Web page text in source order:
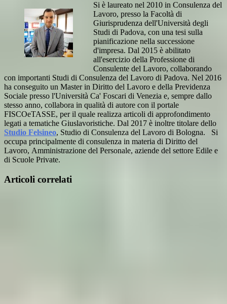
Si è laureato nel 2010 in Consulenza del
Lavoro, presso la Facoltà di
Giurisprudenza dell'Università degli
Studi di Padova, con una tesi sulla
pianificazione nella successione
d'impresa. Dal 2015 è abilitato
all'esercizio della Professione di
Consulente del Lavoro, collaborando
con importanti Studi di Consulenza del Lavoro di Padova. Nel 2016
ha conseguito un Master in Diritto del Lavoro e della Previdenza
Sociale presso l'Università Ca' Foscari di Venezia e, sempre dallo
stesso anno, collabora in qualità di autore con il portale
FISCOeTASSE, per il quale realizza articoli di approfondimento
legati a tematiche Giuslavoristiche. Dal 2017 è inoltre titolare dello
Studio Felsineo, Studio di Consulenza del Lavoro di Bologna. Si
occupa principalmente di consulenza in materia di Diritto del
Lavoro, Amministrazione del Personale, aziende del settore Edile e
di Scuole Private.
Articoli correlati